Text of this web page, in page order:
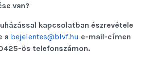
van?
kapcsolatban észrevétele
a bejelentes@blvf.hu e-mail-címen
ös telefonszámon.